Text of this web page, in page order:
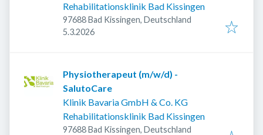
Rehabilitationsklinik Bad Kissingen
97688 Bad Kissingen, Deutschland
Veröffentlicht
5.3.2026
Physiotherapeut (m/w/d) -
SalutoCare
Klinik Bavaria GmbH & Co. KG
Rehabilitationsklinik Bad Kissingen
97688 Bad Kissingen, Deutschland